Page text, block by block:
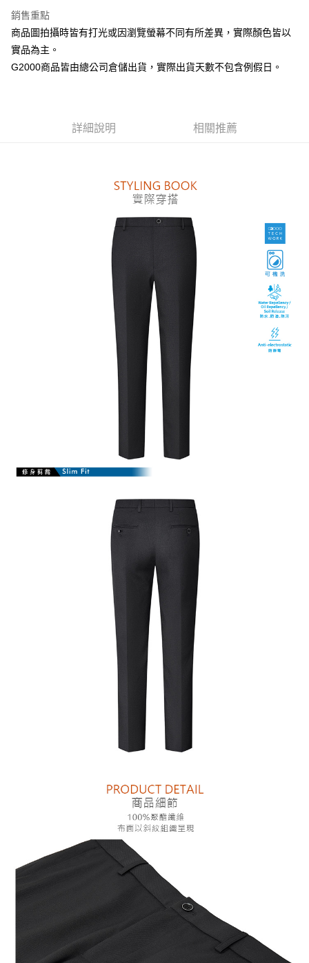
元大商業銀行
台新國際商業銀行
中國信託商業銀行
台灣樂天信用卡公司
Google Pay
全盈+PAY
AFTEE先享後付
１．簡單：不需註冊會員、不需綁卡、不需儲值。
【「AFTEE先享後付」結帳流程】
１．於結帳方式選擇「AFTEE先享後付」後，將跳轉至「AFTEE先享後付」
２．訂單成立數日內，您將收到繳費通知簡訊。
３．收到繳費通知簡訊後14天內，點擊此簡訊中的連結，可透過四大超商／
ATM／網路銀行／等多元方式進行付款，方視為交易完成。
※ 請注意：結帳手續完成當下不需立刻繳費，但若您需要取消訂單，請聯絡
購買商品的店家。未經商家同意取消之訂單仍視為有效，需透過AFTEE先享
※ 交易是否成功請以「AFTEE先享後付 」之結帳頁面顯示為準，若有關於
是否繳費成功／繳費後需取消欲退款等相關疑問，請聯繫「AFTEE先享後付
https://netprotections.freshdesk.com/support/home
１．透過由恩沛科技股份有限公司提供之「AFTEE先享後付」服務完成之交
易，需依本服務之必要範圍內提供個人資料，並將交易相關給付款項請求債
權轉讓予恩沛科技股份有限公司。
２．關於個人資料處理事宜，請瀏覽以下網址：
３．未成年的使用者請事先徵得法定代理人或監護人之同意方可使用
「AFTEE先享後付」，若未經同意申辦者引起之損失，本公司不負相關責
４．使用「AFTEE先享後付」時，將依據個別帳號之用戶狀況，依本公司即
時審查核予不同之上限額度；若仍有額度不足之情形，本公司將視審查結果
恩沛科技股份有限公司將有權停止該用戶之使用額度並採取法律行動。
每筆NT$80，滿NT$1,500(含以上)免運費
每筆NT$80，滿NT$1,500(含以上)免運費
每筆NT$80，滿NT$1,500(含以上)免運費
每筆NT$120，滿NT$1,500(含以上)免運費
銷售重點
商品圖拍攝時皆有打光或因瀏覽螢幕不同有所差異，實際顏色皆以
實品為主。
G2000商品皆由總公司倉儲出貨，實際出貨天數不包含例假日。
詳細說明 相關推薦